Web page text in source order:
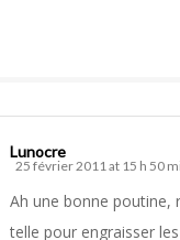
Lunocre
25 février 2011 at 15 h 50
Ah une bonne poutine,
telle pour engraisser